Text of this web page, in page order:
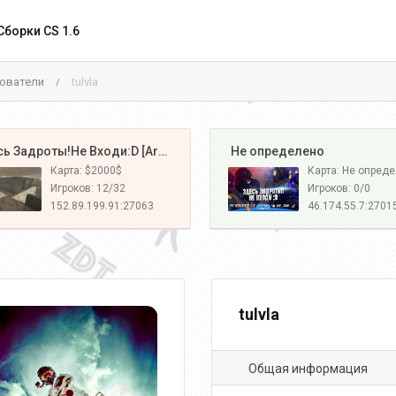
CS 1.6
/ tulvla
️ Здесь Задроты!Не Входи:D [Army#1]
Карта: $2000$
Игроков: 12/32
152.89.199.91:27063
️ Не определено
Карта: Не
Игроков: 0/0
tulvla
Общая информация